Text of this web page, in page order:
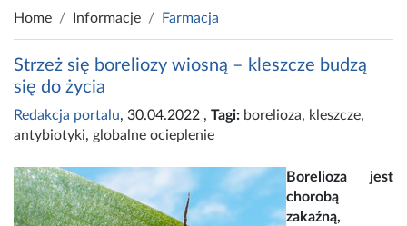
Home Informacje Farmacja
Strzeż się boreliozy wiosną – kleszcze budzą
się do życia
Redakcja portalu, 30.04.2022 , Tagi: borelioza, kleszcze,
antybiotyki, globalne ocieplenie
Borelioza jest
chorobą
zakaźną,